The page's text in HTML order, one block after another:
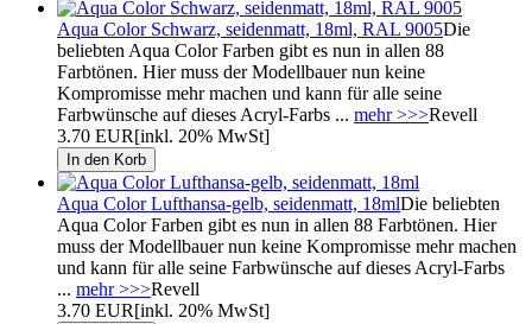
Aqua Color Schwarz, seidenmatt, 18ml, RAL 9005Die
beliebten Aqua Color Farben gibt es nun in allen 88
Farbtönen. Hier muss der Modellbauer nun keine
Kompromisse mehr machen und kann für alle seine
Farbwünsche auf dieses Acryl-Farbs ... mehr >>>Revell
3.70 EUR[inkl. 20% MwSt]
Aqua Color Lufthansa-gelb, seidenmatt, 18mlDie beliebten
Aqua Color Farben gibt es nun in allen 88 Farbtönen. Hier
muss der Modellbauer nun keine Kompromisse mehr machen
und kann für alle seine Farbwünsche auf dieses Acryl-Farbs
... mehr >>>Revell
3.70 EUR[inkl. 20% MwSt]